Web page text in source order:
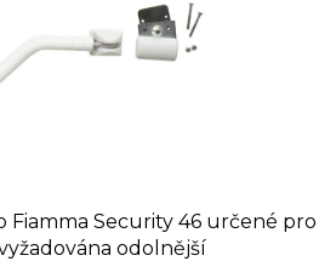
Fiamma Security 46 určené pro
odolnější